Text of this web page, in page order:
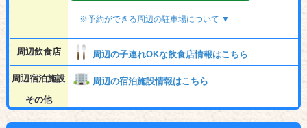
※予約ができる周辺の駐車場について ▼
周辺飲食店 周辺の子連れOKな飲食店情報はこちら
周辺宿泊施設
周辺の宿泊施設情報はこちら
その他